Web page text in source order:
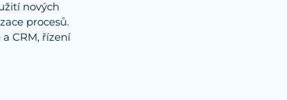
nových
procesů.
CRM, řízení